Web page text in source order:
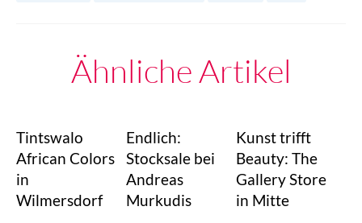
Ähnliche Artikel
Tintswalo
African Colors
in
Wilmersdorf
Endlich:
Stocksale bei
Andreas
Murkudis
Kunst trifft
Beauty: The
Gallery Store
in Mitte